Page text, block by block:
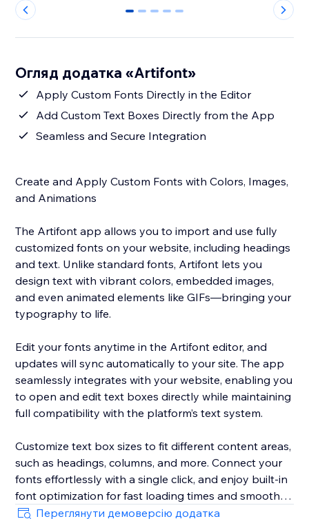
0 1 2 3 4
Огляд додатка «Artifont»
Apply Custom Fonts Directly in the Editor
Add Custom Text Boxes Directly from the App
Seamless and Secure Integration
Create and Apply Custom Fonts with Colors, Images,
and Animations
The Artifont app allows you to import and use fully
customized fonts on your website, including headings
and text. Unlike standard fonts, Artifont lets you
design text with vibrant colors, embedded images,
and even animated elements like GIFs—bringing your
typography to life.
Edit your fonts anytime in the Artifont editor, and
updates will sync automatically to your site. The app
seamlessly integrates with your website, enabling you
to open and edit text boxes directly while maintaining
full compatibility with the platform’s text system.
Customize text box sizes to fit different content areas,
such as headings, columns, and more. Connect your
fonts effortlessly with a single click, and enjoy built-in
font optimization for fast loading times and smooth
performance.
Переглянути демоверсію додатка